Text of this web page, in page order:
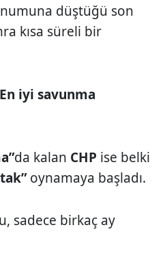
düştüğü son
kısa süreli bir
iyi savunma
da kalan CHP ise belki
oynamaya başladı.
sadece birkaç ay